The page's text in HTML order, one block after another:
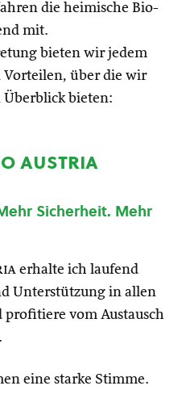
die heimische Bio-
mit.
bieten wir jedem
über die wir
bieten:
austria
Sicherheit. Mehr
erhalte ich laufend
Unterstützung in allen
vom Austausch
eine starke Stimme.